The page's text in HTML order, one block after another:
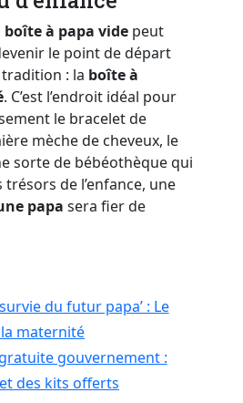
boîte à papa vide peut
le point de départ
: la boîte à
. C’est l’endroit idéal pour
le bracelet de
mèche de cheveux, le
sorte de bébéothèque qui
de l’enfance, une
papa sera fier de
du futur papa’ : Le
maternité
gouvernement :
des kits offerts